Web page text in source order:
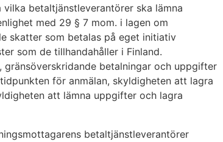
betaltjänstleverantörer ska lämna
med 29 § 7 mom. i lagen om
skatter som betalas på eget initiativ
som de tillhandahåller i Finland.
betalningar och uppgifter
för anmälan, skyldigheten att lagra
att lämna uppgifter och lagra
betaltjänstleverantörer